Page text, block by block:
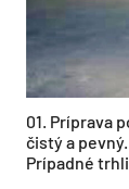
01. Príprava
čistý a
Prípadné